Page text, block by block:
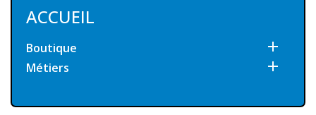
ACCUEIL
Boutique 
Métiers 